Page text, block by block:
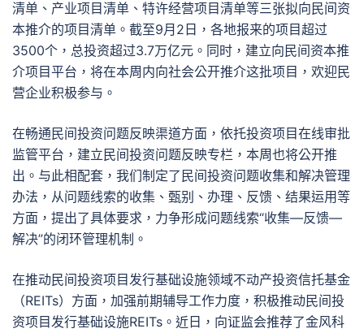
清单、产业项目清单、特许经营项目清单等三张拟向民间资
本推介的项目清单。截至9月2日，各地报来的项目超过
3500个，总投资超过3.7万亿元。同时，建立向民间资本推
介项目平台，将在本周内向社会公开推介这批项目，欢迎民
营企业积极参与。
在畅通民间投资问题反映渠道方面，依托投资项目在线审批
监管平台，建立民间投资问题反映专栏，本周也将公开推
出。与此相配套，我们制定了民间投资问题收集和解决管理
办法，从问题线索的收集、甄别、办理、反馈、结果运用等
方面，提出了具体要求，力争形成问题线索“收集—反馈—
解决”的闭环管理机制。
在推动民间投资项目发行基础设施领域不动产投资信托基金
（REITs）方面，加强前期辅导工作力度，积极推动民间投
资项目发行基础设施REITs。近日，向证监会推荐了金风科